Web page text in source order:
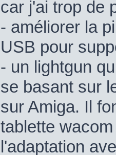
car j'ai trop de
- améliorer la
USB pour
- un lightgun
se basant sur
sur Amiga. Il
tablette
l'adaptation